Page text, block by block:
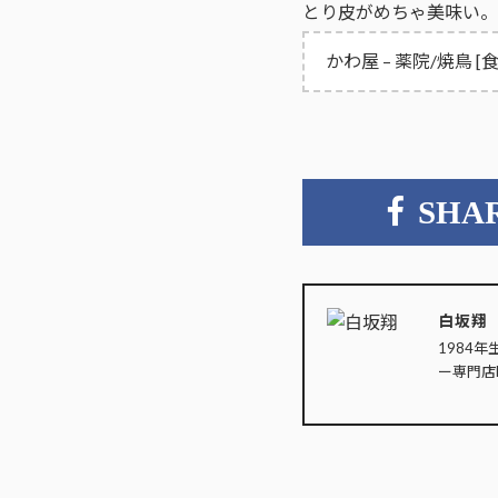
とり皮がめちゃ美味い
かわ屋 – 薬院/焼鳥 [
白坂翔
1984年
ー専門